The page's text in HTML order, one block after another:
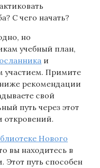
С чего начать?
но
учебный план,
и
участием. Примите
рекомендации
свой
путь через этот
откровений.
Нового
вы находитесь в
Этот путь способен